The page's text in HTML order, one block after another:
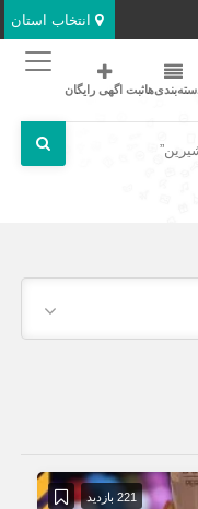
انتخاب استان
ثبت اگهی رایگان
221 بازدید